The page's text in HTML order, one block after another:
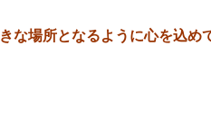
な場所となるように心を込め